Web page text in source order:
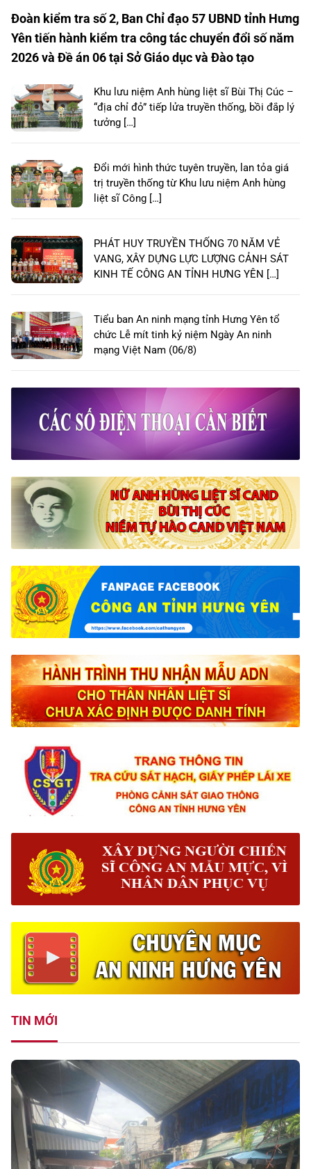
Đoàn kiểm tra số 2, Ban Chỉ đạo 57 UBND tỉnh Hưng
Yên tiến hành kiểm tra công tác chuyển đổi số năm
2026 và Đề án 06 tại Sở Giáo dục và Đào tạo
Khu lưu niệm Anh hùng liệt sĩ Bùi Thị Cúc –
“địa chỉ đỏ” tiếp lửa truyền thống, bồi đắp lý
tưởng […]
Đổi mới hình thức tuyên truyền, lan tỏa giá
trị truyền thống từ Khu lưu niệm Anh hùng
liệt sĩ Công […]
PHÁT HUY TRUYỀN THỐNG 70 NĂM VẺ
VANG, XÂY DỰNG LỰC LƯỢNG CẢNH SÁT
KINH TẾ CÔNG AN TỈNH HƯNG YÊN […]
Tiểu ban An ninh mạng tỉnh Hưng Yên tổ
chức Lễ mít tinh kỷ niệm Ngày An ninh
mạng Việt Nam (06/8)
TIN MỚI